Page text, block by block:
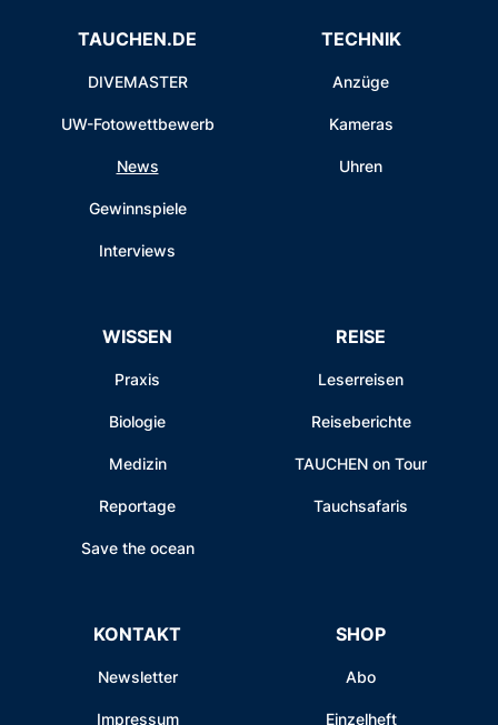
TAUCHEN.DE
DIVEMASTER
UW-Fotowettbewerb
News
Gewinnspiele
Interviews
TECHNIK
Anzüge
Kameras
Uhren
WISSEN
Praxis
Biologie
Medizin
Reportage
Save the ocean
REISE
Leserreisen
Reiseberichte
TAUCHEN on Tour
Tauchsafaris
KONTAKT
Newsletter
Impressum
SHOP
Abo
Einzelheft